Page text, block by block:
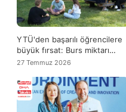
YTÜ'den başarılı öğrencilere
büyük fırsat: Burs miktarı
yükseldi
27 Temmuz 2026